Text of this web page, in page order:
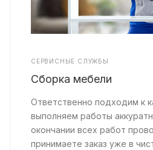
СЕРВИСНЫЕ СЛУЖБЫ
Сборка мебели
Ответственно подходим к
выполняем работы
окончании всех работ
принимаете заказ уже в